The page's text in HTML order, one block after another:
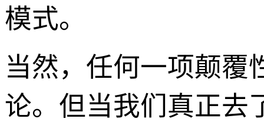
模式。
当然，任何一项颠覆
论。但当我们真正去